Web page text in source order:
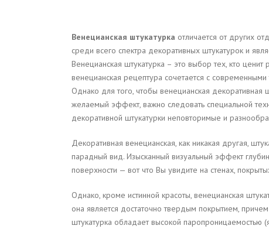
Венецианская штукатурка отличается от других
среди всего спектра декоративных штукатурок и
Венецианская штукатурка – это выбор тех, кто
венецианская рецептура сочетается с
Однако для того, чтобы венецианская
желаемый эффект, важно следовать специальной
декоративной штукатурки неповторимые и
Декоративная венецианская, как никакая другая,
парадный вид. Изысканный визуальный эффект
поверхности — вот что Вы увидите на стенах,
Однако, кроме истинной красоты, венецианская
она является достаточно твердым покрытием,
штукатурка обладает высокой паропроницаемостью